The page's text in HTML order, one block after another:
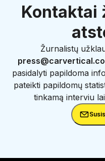
Kontaktai
Žurnalistų
pasidalyti papildoma
pateikti papildomų
tinkamą interviu